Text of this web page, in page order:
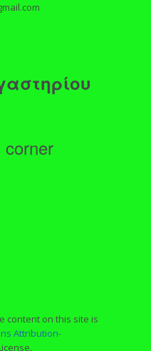
content on this site is
Attribution-